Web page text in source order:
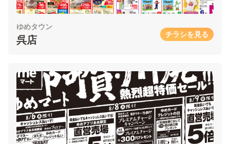
ゆめタウン
呉店 チラシを見る